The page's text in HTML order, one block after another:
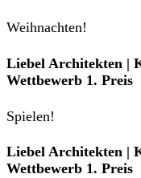
Weihnachten!
Liebel Architekten |
Wettbewerb 1. Preis
Spielen!
Liebel Architekten |
Wettbewerb 1. Preis